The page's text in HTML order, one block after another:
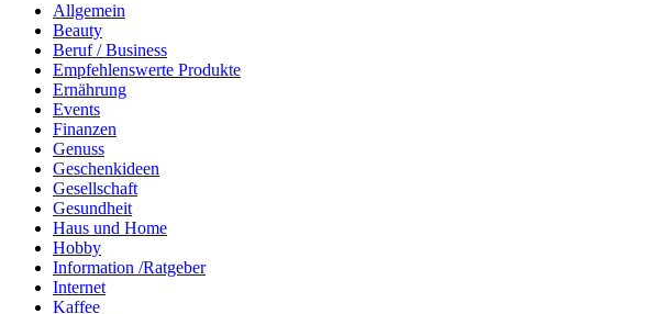
Allgemein
Beauty
Beruf / Business
Empfehlenswerte Produkte
Ernährung
Events
Finanzen
Genuss
Geschenkideen
Gesellschaft
Gesundheit
Haus und Home
Hobby
Information /Ratgeber
Internet
Kaffee